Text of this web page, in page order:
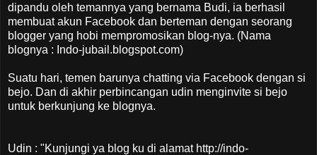
dipandu oleh temannya yang bernama Budi, ia berhasil
membuat akun Facebook dan berteman dengan seorang
blogger yang hobi mempromosikan blog-nya. (Nama
blognya : Indo-jubail.blogspot.com)
Suatu hari, temen barunya chatting via Facebook dengan si
bejo. Dan di akhir perbincangan udin menginvite si bejo
untuk berkunjung ke blognya.
Udin : "Kunjungi ya blog ku di alamat http://indo-